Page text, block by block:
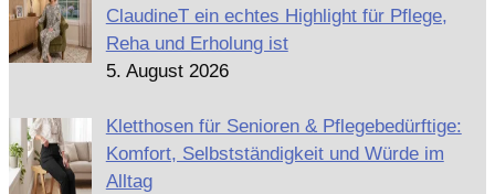
ClaudineT ein echtes Highlight für Pflege,
Reha und Erholung ist
5. August 2026
Kletthosen für Senioren & Pflegebedürftige:
Komfort, Selbstständigkeit und Würde im
Alltag